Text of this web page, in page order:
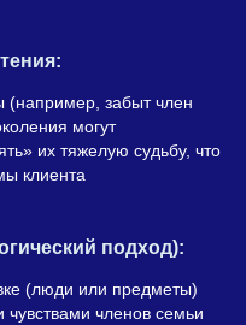
(например, забыт член
могут
их тяжелую судьбу, что
клиента
подход):
(люди или предметы)
членов семьи